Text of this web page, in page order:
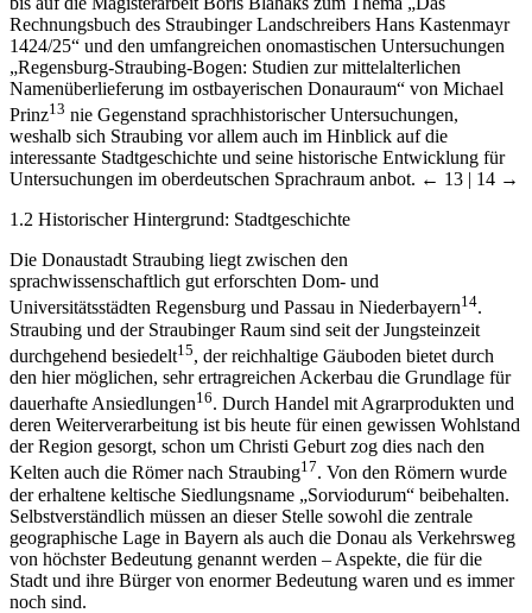
bis auf die Magisterarbeit Boris Blahaks zum Thema „Das
Rechnungsbuch des Straubinger Landschreibers Hans Kastenmayr
1424/25“ und den umfangreichen onomastischen Untersuchungen
„Regensburg-Straubing-Bogen: Studien zur mittelalterlichen
Namenüberlieferung im ostbayerischen Donauraum“ von Michael
Prinz13nie Gegenstand sprachhistorischer Untersuchungen,
weshalb sich Straubing vor allem auch im Hinblick auf die
interessante Stadtgeschichte und seine historische Entwicklung für
Die Donaustadt Straubing liegt zwischen den
sprachwissenschaftlich gut erforschten Dom- und
Universitätsstädten Regensburg und Passau in Niederbayern14.
Straubing und der Straubinger Raum sind seit der Jungsteinzeit
durchgehend besiedelt15, der reichhaltige Gäuboden bietet durch
den hier möglichen, sehr ertragreichen Ackerbau die Grundlage für
dauerhafte Ansiedlungen16. Durch Handel mit Agrarprodukten und
deren Weiterverarbeitung ist bis heute für einen gewissen Wohlstand
der Region gesorgt, schon um Christi Geburt zog dies nach den
Kelten auch die Römer nach Straubing
17. Von den Römern wurde
der erhaltene keltische Siedlungsname „Sorviodurum“ beibehalten.
Selbstverständlich müssen an dieser Stelle sowohl die zentrale
geographische Lage in Bayern als auch die Donau als Verkehrsweg
von höchster Bedeutung genannt werden – Aspekte, die für die
Stadt und ihre Bürger von enormer Bedeutung waren und es immer